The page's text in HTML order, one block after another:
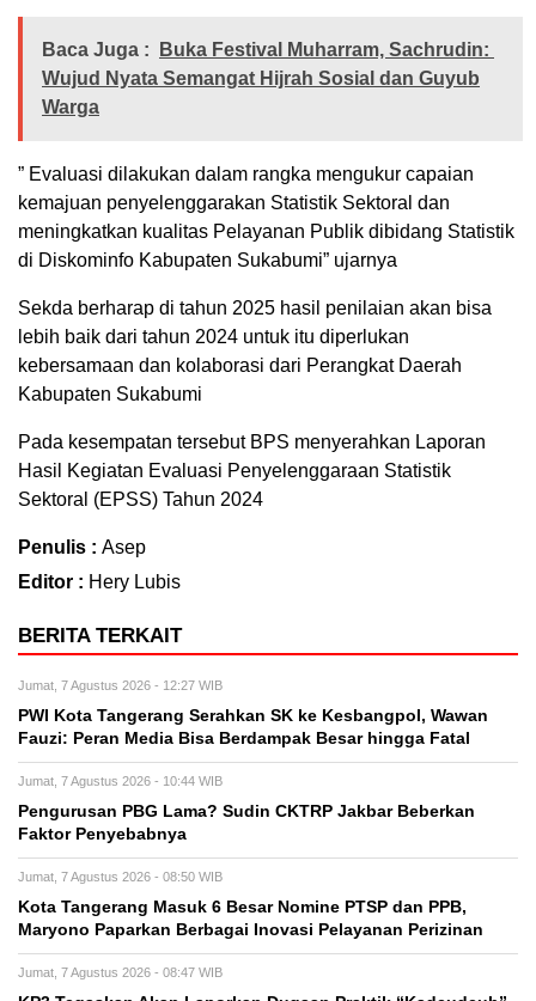
Baca Juga :
Buka Festival Muharram, Sachrudin:
Wujud Nyata Semangat Hijrah Sosial dan Guyub
Warga
” Evaluasi dilakukan dalam rangka mengukur capaian
kemajuan penyelenggarakan Statistik Sektoral dan
meningkatkan kualitas Pelayanan Publik dibidang Statistik
di Diskominfo Kabupaten Sukabumi” ujarnya
Sekda berharap di tahun 2025 hasil penilaian akan bisa
lebih baik dari tahun 2024 untuk itu diperlukan
kebersamaan dan kolaborasi dari Perangkat Daerah
Kabupaten Sukabumi
Pada kesempatan tersebut BPS menyerahkan Laporan
Hasil Kegiatan Evaluasi Penyelenggaraan Statistik
Sektoral (EPSS) Tahun 2024
Penulis : Asep
Editor : Hery Lubis
BERITA TERKAIT
Jumat, 7 Agustus 2026 - 12:27 WIB
PWI Kota Tangerang Serahkan SK ke Kesbangpol, Wawan
Fauzi: Peran Media Bisa Berdampak Besar hingga Fatal
Jumat, 7 Agustus 2026 - 10:44 WIB
Pengurusan PBG Lama? Sudin CKTRP Jakbar Beberkan
Faktor Penyebabnya
Jumat, 7 Agustus 2026 - 08:50 WIB
Kota Tangerang Masuk 6 Besar Nomine PTSP dan PPB,
Maryono Paparkan Berbagai Inovasi Pelayanan Perizinan
Jumat, 7 Agustus 2026 - 08:47 WIB